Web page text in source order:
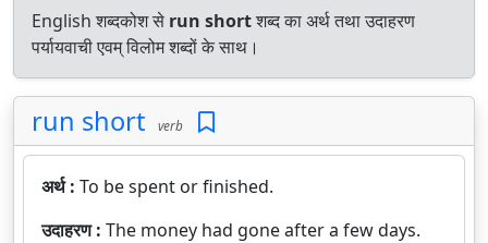
English शब्दकोश से run shortशब्द का अर्थ तथा उदाहरण
पर्यायवाची एवम् विलोम शब्दों के साथ।
run short verb
अर्थ : To be spent or finished.
उदाहरण : The money had gone after a few days.